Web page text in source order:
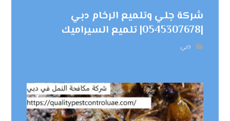
شركة جلي وتلميع الرخام دبي
|0545307678| تلميع السيراميك
دبي